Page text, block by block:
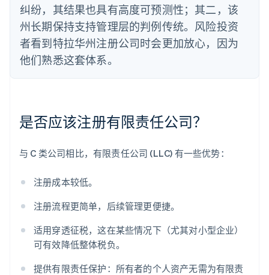
纠纷，其结果也具有高度可预测性；其二，该
州长期保持支持管理层的判例传统。风险投资
者看到特拉华州注册公司时会更加放心，因为
他们熟悉这套体系。
是否应该注册有限责任公司？
与 C 类公司相比，有限责任公司 (LLC) 有一些优势：
注册成本较低。
注册流程更简单，后续管理更便捷。
适用穿透征税，这在某些情况下（尤其对小型企业）
可有效降低整体税负。
提供有限责任保护：所有者的个人资产无需为有限责